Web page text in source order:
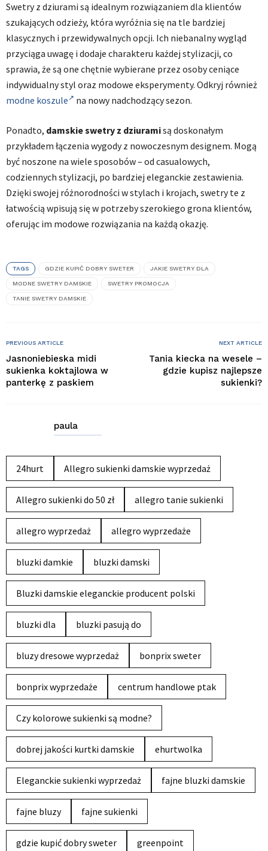
Swetry z dziurami są idealnym rozwiązaniem dla klientów
szukających odzieży, która wyróżnia się na tle bardziej
klasycznych i przewidywalnych opcji. Ich niebanalny wygląd
przyciąga uwagę i dodaje charakteru każdej stylizacji, co
sprawia, że są one chętnie wybierane przez osoby ceniące
indywidualny styl oraz modowe eksperymenty. Odkryj również
modne koszule
na nowy nadchodzący sezon.
Ponadto, damskie swetry z dziuramisą doskonałym
przykładem łączenia wygody z nowoczesnym designem. Mogą
być noszone na wiele sposobów – od casualowych,
codziennych stylizacji, po bardziej eleganckie zestawienia.
Dzięki swojej różnorodności w stylach i krojach, swetry te z
łatwością wpisują się w potrzeby szerokiego grona klientów,
oferując im modowe rozwiązania na każdą okazję.
TAGS GDZIE KUPIĆ DOBRY SWETER JAKIE SWETRY DLA
MODNE SWETRY DAMSKIE SWETRY PROMOCJA
TANIE SWETRY DAMSKIE
PREVIOUS ARTICLE
Jasnoniebieska midi
sukienka koktajlowa w
panterkę z paskiem
NEXT ARTICLE
Tania kiecka na wesele –
gdzie kupisz najlepsze
sukienki?
paula
24hurt Allegro sukienki damskie wyprzedaż
Allegro sukienki do 50 zł allegro tanie sukienki
allegro wyprzedaż allegro wyprzedaże
bluzki damkie bluzki damski
Bluzki damskie eleganckie producent polski
bluzki dla bluzki pasują do
bluzy dresowe wyprzedaż bonprix sweter
bonprix wyprzedaże centrum handlowe ptak
Czy kolorowe sukienki są modne?
dobrej jakości kurtki damskie ehurtwolka
Eleganckie sukienki wyprzedaż fajne bluzki damskie
fajne bluzy fajne sukienki
gdzie kupić dobry sweter greenpoint